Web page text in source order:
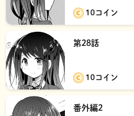
10コイン
第28話
10コイン
番外編2